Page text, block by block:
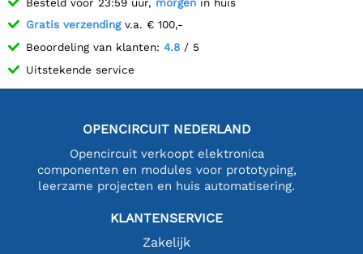
Gratis verzendingv.a. € 100,-
Beoordeling van klanten: 4.8 / 5
Uitstekende service
OPENCIRCUIT NEDERLAND
Opencircuit verkoopt elektronica
componenten en modules voor prototyping,
leerzame projecten en huis automatisering.
KLANTENSERVICE
Zakelijk